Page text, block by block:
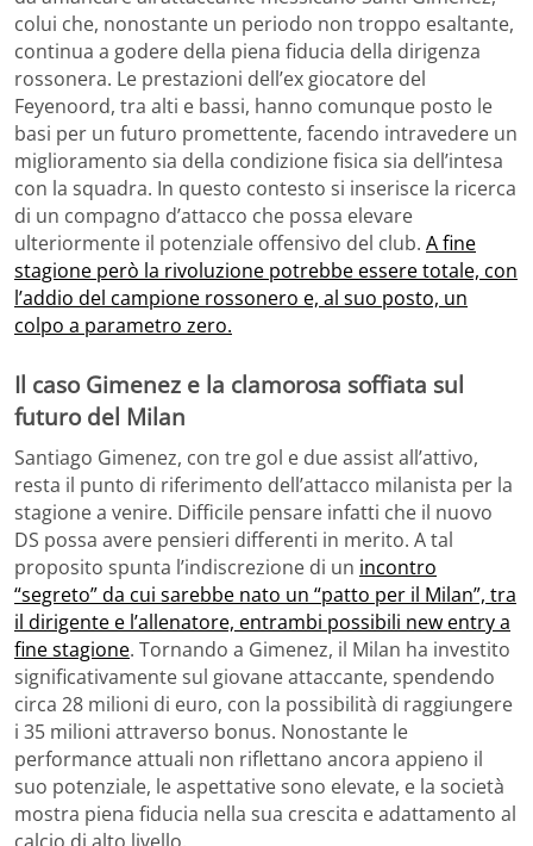
colui che, nonostante un periodo non troppo esaltante,
continua a godere della piena fiducia della dirigenza
rossonera. Le prestazioni dell’ex giocatore del
Feyenoord, tra alti e bassi, hanno comunque posto le
basi per un futuro promettente, facendo intravedere un
miglioramento sia della condizione fisica sia dell’intesa
con la squadra. In questo contesto si inserisce la ricerca
di un compagno d’attacco che possa elevare
ulteriormente il potenziale offensivo del club. A fine
stagione però la rivoluzione potrebbe essere totale, con
l’addio del campione rossonero e, al suo posto, un
colpo a parametro zero.
Il caso Gimenez e la clamorosa soffiata sul
futuro del Milan
Santiago Gimenez, con tre gol e due assist all’attivo,
resta il punto di riferimento dell’attacco milanista per la
stagione a venire. Difficile pensare infatti che il nuovo
DS possa avere pensieri differenti in merito. A tal
proposito spunta l’indiscrezione di un incontro
“segreto” da cui sarebbe nato un “patto per il Milan”, tra
il dirigente e l’allenatore, entrambi possibili new entry a
fine stagione. Tornando a Gimenez, il Milan ha investito
significativamente sul giovane attaccante, spendendo
circa 28 milioni di euro, con la possibilità di raggiungere
i 35 milioni attraverso bonus. Nonostante le
performance attuali non riflettano ancora appieno il
suo potenziale, le aspettative sono elevate, e la società
mostra piena fiducia nella sua crescita e adattamento al